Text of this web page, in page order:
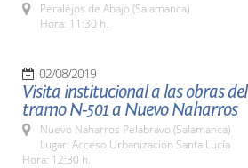
Peralejos de Abajo (Salamanca)
Hora: 11:30 h.
02/08/2019
Visita institucional a las obras del
tramo N-501 a Nuevo Naharros
Nuevo Naharros Pelabravo (Salamanca)
Lugar: Acceso Urbanización Santa Lucía
Hora: 12:30 h.